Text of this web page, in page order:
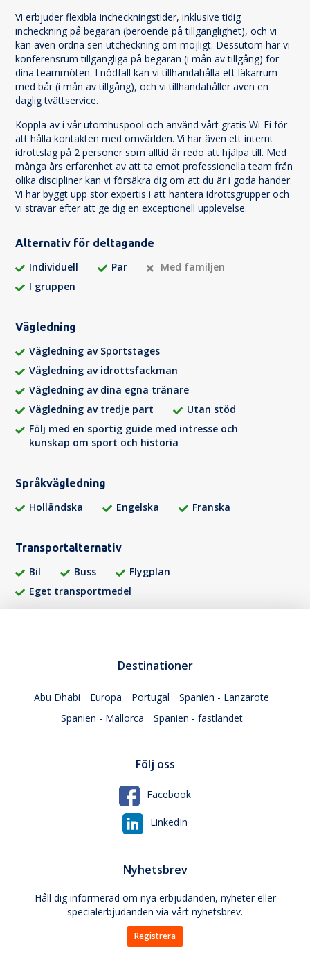
Vi erbjuder flexibla incheckningstider, inklusive tidig
incheckning på begäran (beroende på tillgänglighet), och vi
kan även ordna sen utcheckning om möjligt. Dessutom har vi
konferensrum tillgängliga på begäran (i mån av tillgång) för
dina teammöten. I nödfall kan vi tillhandahålla ett läkarrum
med bår (i mån av tillgång), och vi tillhandahåller även en
daglig tvättservice.
Koppla av i vår utomhuspool och använd vårt gratis Wi-Fi för
att hålla kontakten med omvärlden. Vi har även ett internt
idrottslag på 2 personer som alltid är redo att hjälpa till. Med
många års erfarenhet av att ta emot professionella team från
olika discipliner kan vi försäkra dig om att du är i goda händer.
Vi har byggt upp stor expertis i att hantera idrottsgrupper och
vi strävar efter att ge dig en exceptionell upplevelse.
Alternativ för deltagande
Individuell Par
Med familjen
I gruppen
Vägledning
Vägledning av Sportstages
Vägledning av idrottsfackman
Vägledning av dina egna tränare
Vägledning av tredje part
Utan stöd
Följ med en sportig guide med intresse och
kunskap om sport och historia
Språkvägledning
Holländska Engelska Franska
Transportalternativ
Bil Buss
Flygplan
Eget transportmedel
Destinationer
Abu Dhabi Europa Portugal
Spanien - Lanzarote
Spanien - Mallorca
Spanien - fastlandet
Följ oss
Facebook
LinkedIn
Nyhetsbrev
Håll dig informerad om nya erbjudanden, nyheter eller
specialerbjudanden via vårt nyhetsbrev.
Registrera